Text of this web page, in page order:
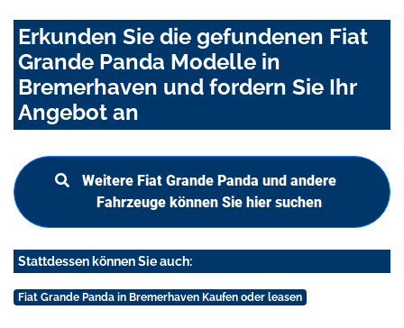
Erkunden Sie die gefundenen Fiat
Grande Panda Modelle in
Bremerhaven und fordern Sie Ihr
Angebot an
Weitere Fiat Grande Panda und andere
Fahrzeuge können Sie hier suchen
Stattdessen können Sie auch:
Fiat Grande Panda in Bremerhaven Kaufen oder leasen